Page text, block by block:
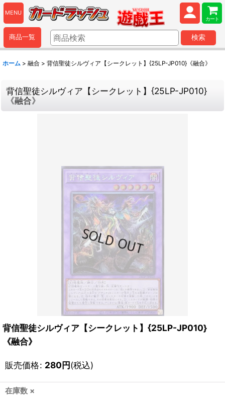
MENU
カート
商品一覧 検索
ホーム > 融合 > 背信聖徒シルヴィア【シークレット】{25LP-JP010}《融合》
背信聖徒シルヴィア【シークレット】{25LP-JP010}
《融合》
背信聖徒シルヴィア【シークレット】{25LP-JP010}
《融合》
販売価格: 280円(税込)
在庫数 ×